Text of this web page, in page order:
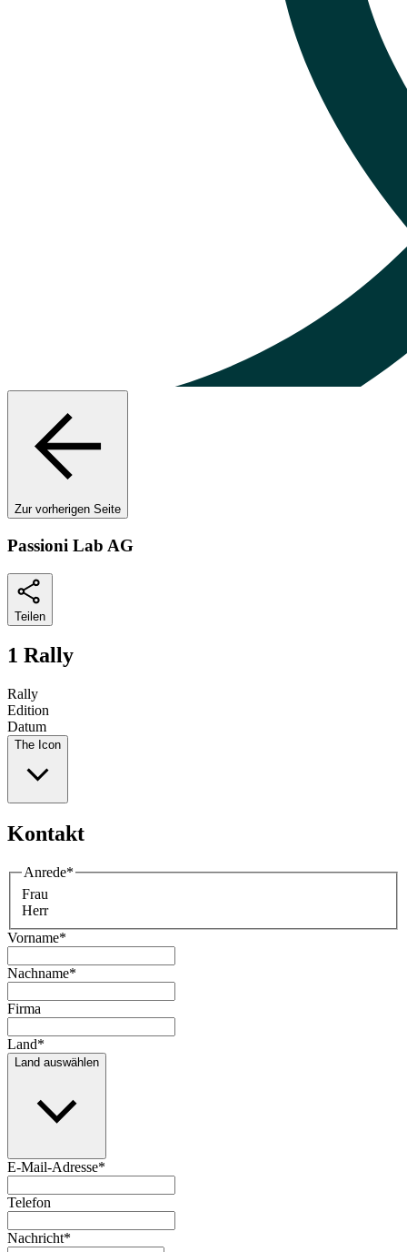
Zur vorherigen Seite
Passioni Lab AG
Teilen
1 Rally
Rally
Edition
Datum
The Icon
Kontakt
Anrede*
Frau
Herr
Vorname*
Nachname*
Firma
Land*
Land auswählen
E-Mail-Adresse*
Telefon
Nachricht*